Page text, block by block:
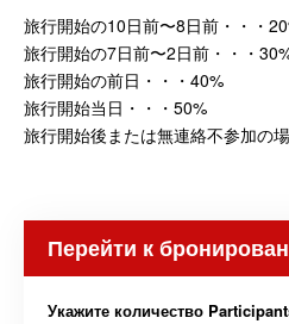
旅行開始の10日前〜8日前・・・
旅行開始の7日前〜2日前・・・
旅行開始の前日・・・40%
旅行開始当日・・・50%
旅行開始後または無連絡不参加の
Перейти к
Укажите количество